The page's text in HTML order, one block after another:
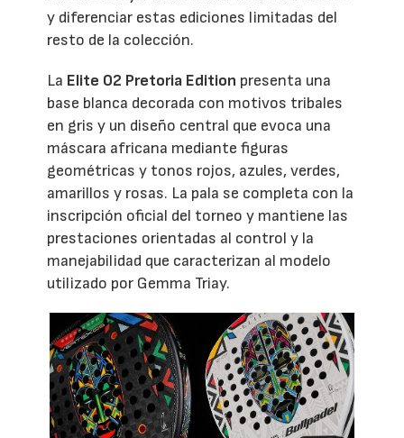
y diferenciar estas ediciones limitadas del
resto de la colección.
La Elite 02 Pretoria Edition presenta una
base blanca decorada con motivos tribales
en gris y un diseño central que evoca una
máscara africana mediante figuras
geométricas y tonos rojos, azules, verdes,
amarillos y rosas. La pala se completa con la
inscripción oficial del torneo y mantiene las
prestaciones orientadas al control y la
manejabilidad que caracterizan al modelo
utilizado por Gemma Triay.